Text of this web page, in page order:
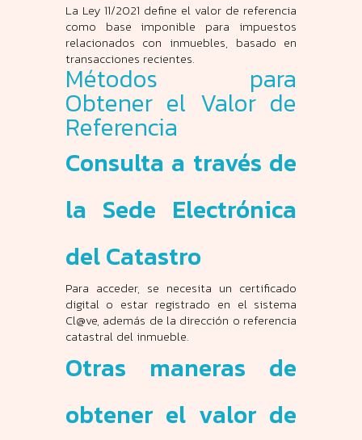
La Ley 11/2021 define el valor de referencia
como base imponible para impuestos
relacionados con inmuebles, basado en
transacciones recientes.
Métodos para
Obtener el Valor de
Referencia
Consulta a través de
la Sede Electrónica
del Catastro
Para acceder, se necesita un certificado
digital o estar registrado en el sistema
Cl@ve, además de la dirección o referencia
catastral del inmueble.
Otras maneras de
obtener el valor de